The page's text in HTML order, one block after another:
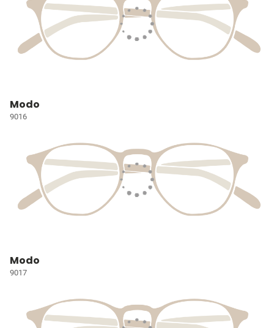
Modo
9016
Modo
9017